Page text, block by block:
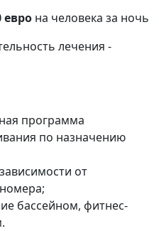
евро на человека за ночь
лечения -
программа
по назначению
от
бассейном, фитнес-